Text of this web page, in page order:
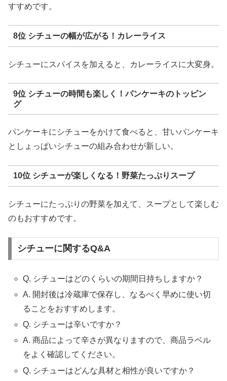
すすめです。
8位 シチューの幅が広がる！カレーライス
シチューにスパイスを加えると、カレーライスに大変身。
9位 シチューの時間も楽しく！パンケーキのトッピン
グ
パンケーキにシチューをかけて食べると、甘いパンケーキ
としょっぱいシチューの組み合わせが新しい。
10位 シチューが楽しくなる！野菜たっぷりスープ
シチューにたっぷりの野菜を加えて、スープとして楽しむ
のもおすすめです。
シチューに関するQ&A
Q. シチューはどのくらいの期間日持ちしますか？
A. 開封後は冷蔵庫で保存し、なるべく早めに使い切
ることをおすすめします。
Q. シチューは辛いですか？
A. 商品によって辛さが異なりますので、商品ラベル
をよく確認してください。
Q. シチューはどんな具材と相性が良いですか？